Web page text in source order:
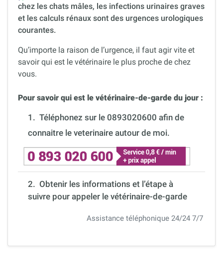
chez les chats mâles, les infections urinaires graves
et les calculs rénaux sont des urgences urologiques
courantes.
Qu’importe la raison de l’urgence, il faut agir vite et
savoir qui est le vétérinaire le plus proche de chez
vous.
Pour savoir qui est le vétérinaire-de-garde du jour :
1. Téléphonez sur le 0893020600 afin de
connaitre le veterinaire autour de moi.
2. Obtenir les informations et l’étape à
suivre pour appeler le vétérinaire-de-garde
Assistance téléphonique 24/24 7/7